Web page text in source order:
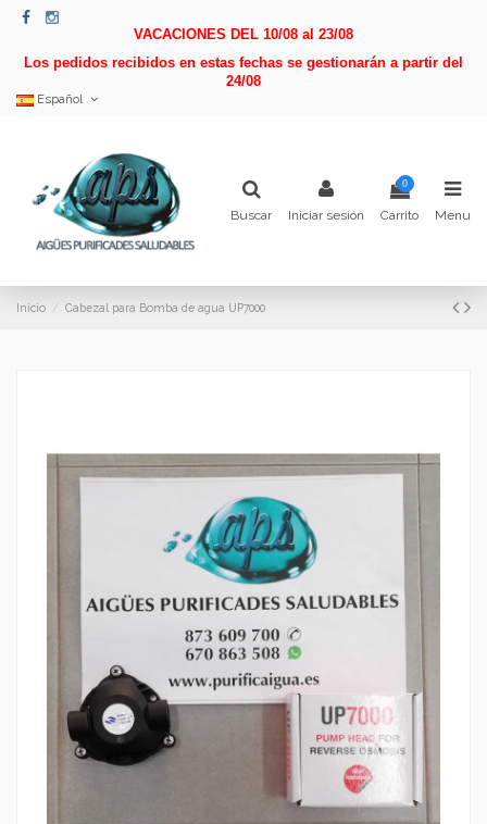
VACACIONES DEL 10/08 al 23/08
Los pedidos recibidos en estas fechas se gestionarán a partir del
24/08
Español
Buscar Iniciar sesión
0
Carrito Menu
Inicio Cabezal para Bomba de agua UP7000